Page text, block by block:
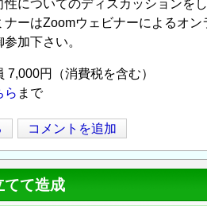
についてのディスカッションを
ナーはZoomウェビナーによるオ
加下さい。
円（消費税を含む）
ら まで
コメントを追加
てて造成